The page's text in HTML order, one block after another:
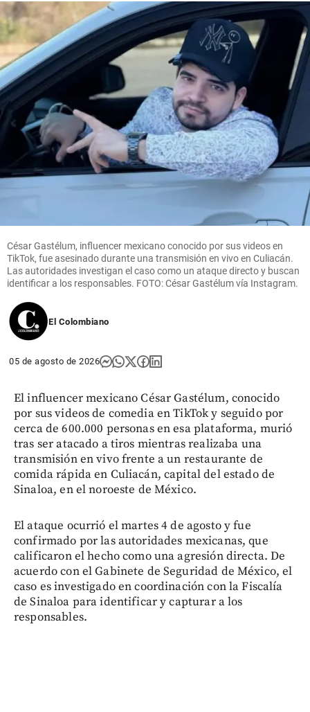
César Gastélum, influencer mexicano conocido por sus videos en
TikTok, fue asesinado durante una transmisión en vivo en Culiacán.
Las autoridades investigan el caso como un ataque directo y buscan
identificar a los responsables. FOTO: César Gastélum vía Instagram.
El Colombiano
05 de agosto de 2026
El influencer mexicano César Gastélum, conocido
por sus videos de comedia en TikTok y seguido por
cerca de 600.000 personas en esa plataforma, murió
tras ser atacado a tiros mientras realizaba una
transmisión en vivo frente a un restaurante de
comida rápida en Culiacán, capital del estado de
Sinaloa, en el noroeste de México.
El ataque ocurrió el martes 4 de agosto y fue
confirmado por las autoridades mexicanas, que
calificaron el hecho como una agresión directa. De
acuerdo con el Gabinete de Seguridad de México, el
caso es investigado en coordinación con la Fiscalía
de Sinaloa para identificar y capturar a los
responsables.